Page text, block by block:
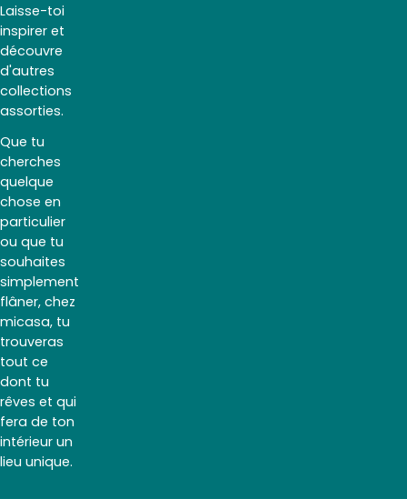
Laisse-toi
inspirer et
découvre
d'autres
collections
assorties.
Que tu
cherches
quelque
chose en
particulier
ou que tu
souhaites
simplement
flâner, chez
micasa, tu
trouveras
tout ce
dont tu
rêves et qui
fera de ton
intérieur un
lieu unique.